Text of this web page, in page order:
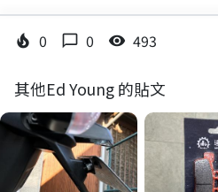
local_fire_department 0 chat_bubble_outline 0 visibility 493
其他Ed Young 的貼文